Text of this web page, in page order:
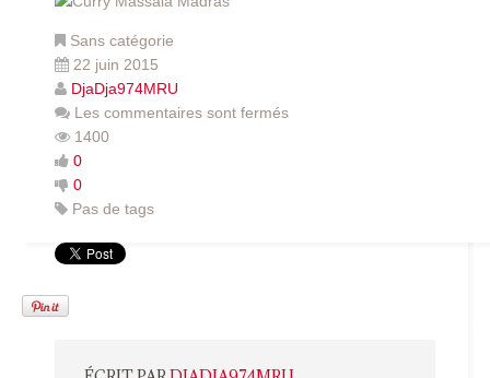
Sans catégorie
22 juin 2015
DjaDja974MRU
Les commentaires sont fermés
1400
0
0
Pas de tags